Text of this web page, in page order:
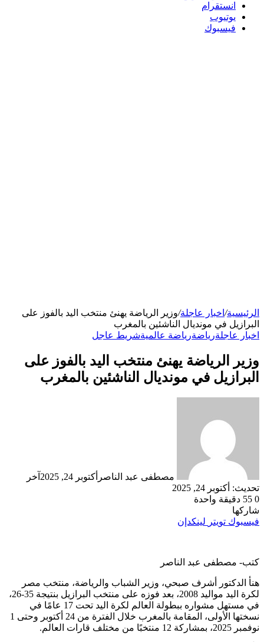
انستقرام
يوتيوب
فيسبوك
الرئيسية/ اخبار عاجلة/وزير الرياضة يهنئ منتخب اليد بالفوز على
البرازيل في مونديال الناشئين بالمغرب
اخبار عاجلةرياضةرياضة عالميةشريط عاجل
وزير الرياضة يهنئ منتخب اليد بالفوز على
البرازيل في مونديال الناشئين بالمغرب
مصطفى عبد الناصر أكتوبر 24, 2025
آخر
تحديث: أكتوبر 24, 2025
0
دقيقة واحدة
شاركها
فيسبوك تويتر لينكدإن
كتب- مصطفى عبد الناصر
هنأ الدكتور أشرف صبحي، وزير الشباب والرياضة، منتخب مصر
لكرة اليد مواليد 2008، بعد فوزه على منتخب البرازيل بنتيجة 35-26،
في مستهل مشواره ببطولة العالم لكرة اليد تحت 17 عامًا في
نسختها الأولى، المقامة بالمغرب خلال الفترة من 24 أكتوبر وحتى 1
نوفمبر 2025، بمشاركة 12 منتخبًا من مختلف قارات العالم.